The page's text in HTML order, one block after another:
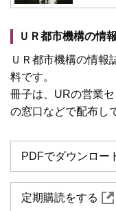
ＵＲ都市機構の情
ＵＲ都市機構の情報
料です。
冊子は、URの営業
の窓口などで配布し
PDFでダウンロー
定期購読をする